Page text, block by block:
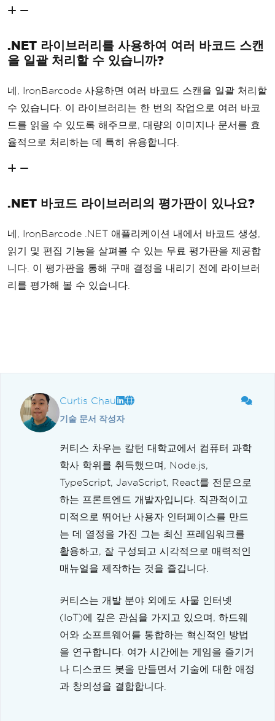
.NET 라이브러리를 사용하여 여러 바코드 스캔
을 일괄 처리할 수 있습니까?
네, IronBarcode 사용하면 여러 바코드 스캔을 일괄 처리할
수 있습니다. 이 라이브러리는 한 번의 작업으로 여러 바코
드를 읽을 수 있도록 해주므로, 대량의 이미지나 문서를 효
율적으로 처리하는 데 특히 유용합니다.
.NET 바코드 라이브러리의 평가판이 있나요?
네, IronBarcode .NET 애플리케이션 내에서 바코드 생성,
읽기 및 편집 기능을 살펴볼 수 있는 무료 평가판을 제공합
니다. 이 평가판을 통해 구매 결정을 내리기 전에 라이브러
리를 평가해 볼 수 있습니다.
Curtis Chau
기술 문서 작성자
커티스 차우는 칼턴 대학교에서 컴퓨터 과학
학사 학위를 취득했으며, Node.js,
TypeScript, JavaScript, React를 전문으로
하는 프론트엔드 개발자입니다. 직관적이고
미적으로 뛰어난 사용자 인터페이스를 만드
는 데 열정을 가진 그는 최신 프레임워크를
활용하고, 잘 구성되고 시각적으로 매력적인
매뉴얼을 제작하는 것을 즐깁니다.
커티스는 개발 분야 외에도 사물 인터넷
(IoT)에 깊은 관심을 가지고 있으며, 하드웨
어와 소프트웨어를 통합하는 혁신적인 방법
을 연구합니다. 여가 시간에는 게임을 즐기거
나 디스코드 봇을 만들면서 기술에 대한 애정
과 창의성을 결합합니다.